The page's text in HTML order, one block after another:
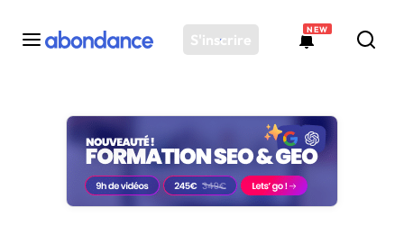
S'inscrire
NEW
Toutes les actus
Actus SEO
Plateforme